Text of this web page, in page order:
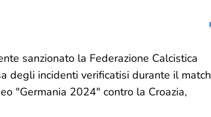
sanzionato la Federazione Calcistica
degli incidenti verificatisi durante il match
"Germania 2024" contro la Croazia,